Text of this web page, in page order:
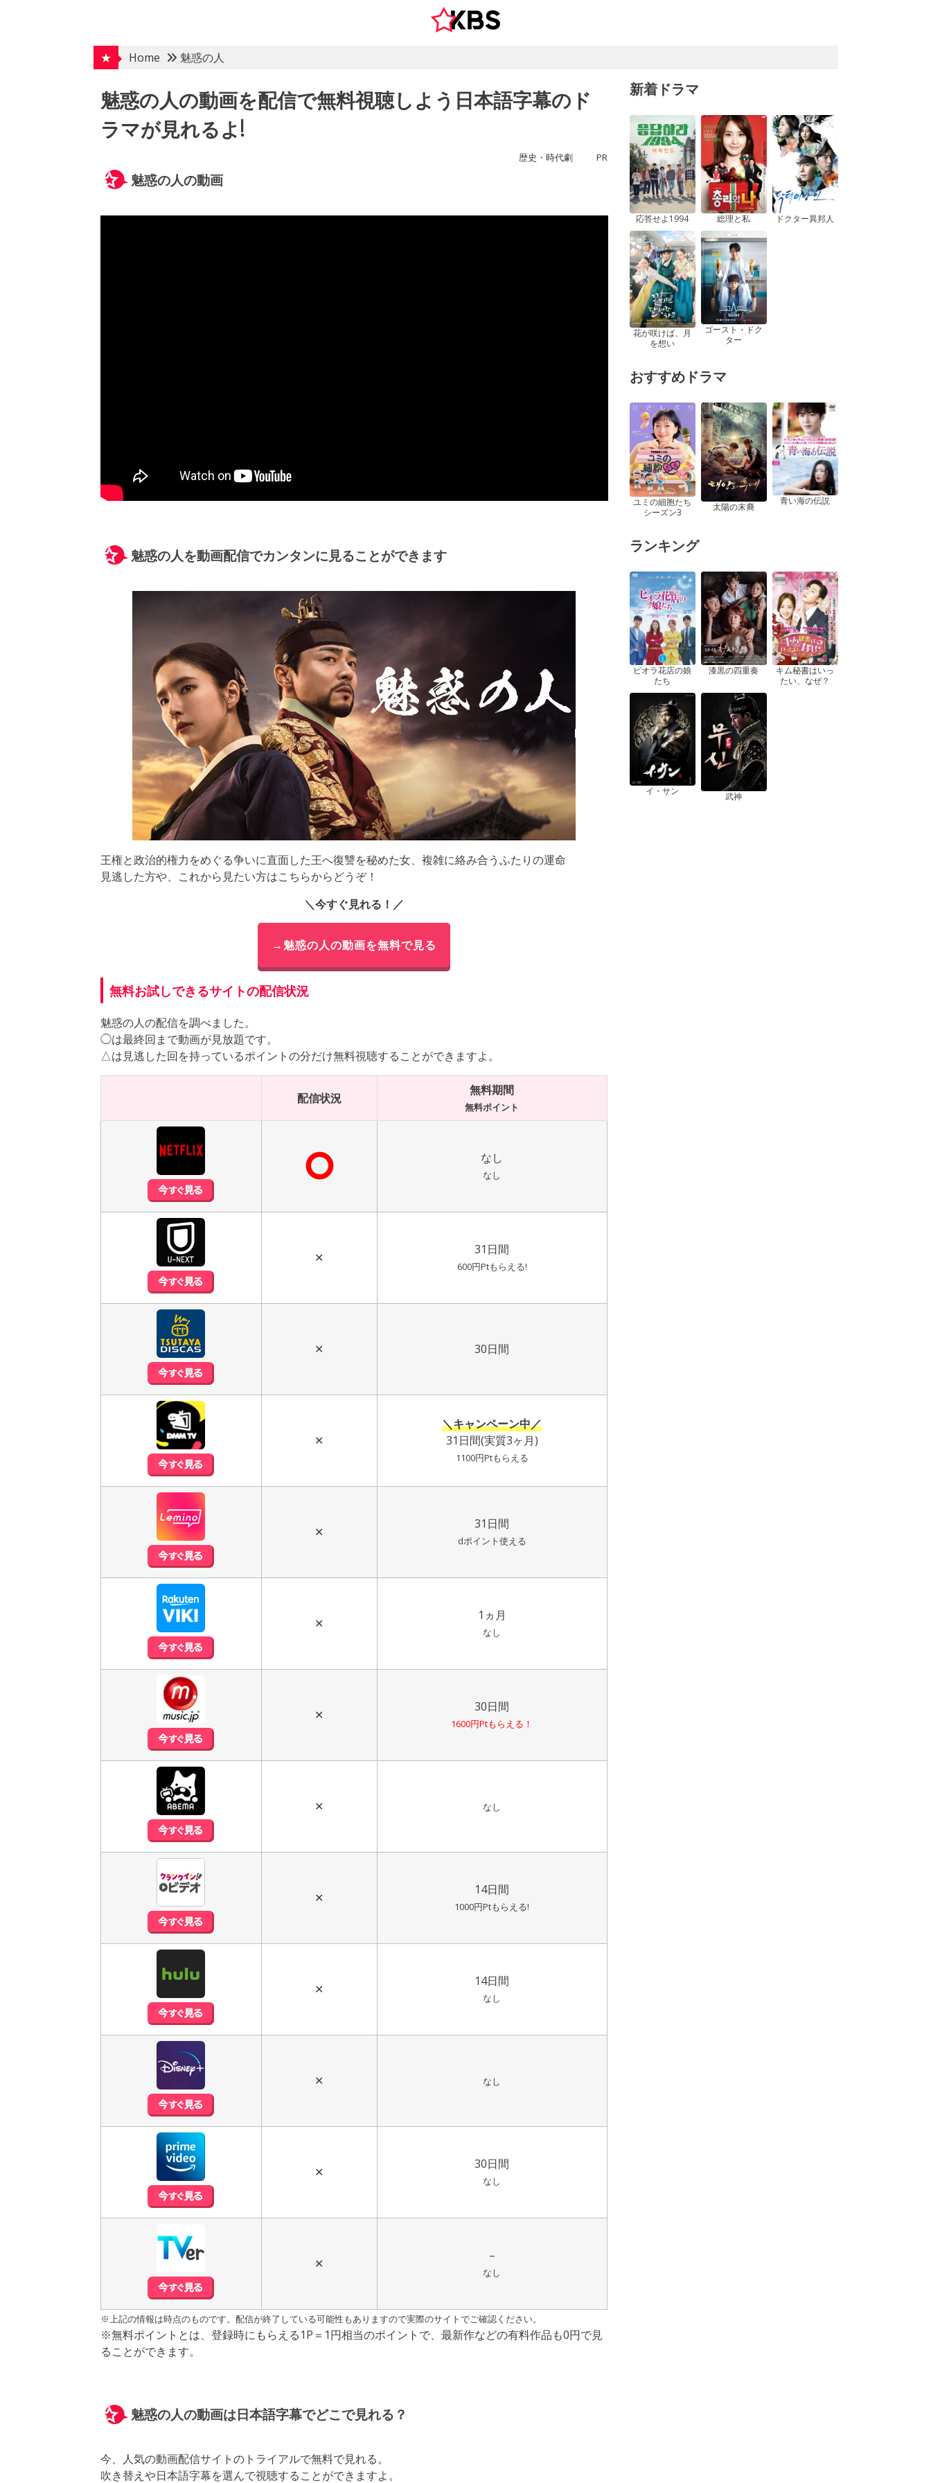
★
Home 魅惑の人
魅惑の人の動画を配信で無料視聴しよう日本語字幕のド
ラマが見れるよ!
歴史・時代劇 PR
魅惑の人の動画
魅惑の人を動画配信でカンタンに見ることができます
王権と政治的権力をめぐる争いに直面した王へ復讐を秘めた女、複雑に絡み合うふたりの運命
見逃した方や、これから見たい方はこちらからどうぞ！
＼今すぐ見れる！／
→魅惑の人の動画を無料で見る
無料お試しできるサイトの配信状況
魅惑の人の配信を調べました。
◯は最終回まで動画が見放題です。
△は見逃した回を持っているポイントの分だけ無料視聴することができますよ。
配信状況
無料期間
無料ポイント
⭘ なし
なし
✕
31日間
600円Ptもらえる!
✕ 30日間
✕
＼キャンペーン中／
31日間(実質3ヶ月)
1100円Ptもらえる
✕
31日間
dポイント使える
✕
1ヵ月
なし
✕
30日間
1600円Ptもらえる！
✕ なし
✕
14日間
1000円Ptもらえる!
✕
14日間
なし
✕ なし
✕
30日間
なし
✕
–
なし
※上記の情報は時点のものです。配信が終了している可能性もありますので実際のサイトでご確認ください。
※無料ポイントとは、登録時にもらえる1P＝1円相当のポイントで、最新作などの有料作品も0円で見
ることができます。
魅惑の人の動画は日本語字幕でどこで見れる？
今、人気の動画配信サイトのトライアルで無料で見れる。
吹き替えや日本語字幕を選んで視聴することができますよ。
新着ドラマ
応答せよ1994 総理と私 ドクター異邦人
花が咲けば、月
を想い
ゴースト・ドク
ター
おすすめドラマ
ユミの細胞たち
シーズン3
太陽の末裔 青い海の伝説
ランキング
ピオラ花店の娘
たち
漆黒の四重奏
キム秘書はいっ
たい、なぜ？
イ・サン 武神